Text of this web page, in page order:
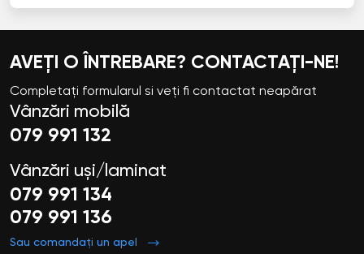
AVEȚI O ÎNTREBARE? CONTACTAȚI-NE!
Completați formularul si veți fi contactat neapărat
Vânzări mobilă
079 991 132
Vânzări uși/laminat
079 991 134
079 991 136
Sau comandați un apel